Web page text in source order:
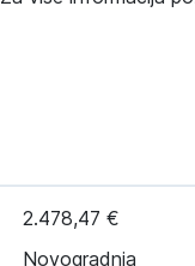
2.478,47 €
Novogradnja